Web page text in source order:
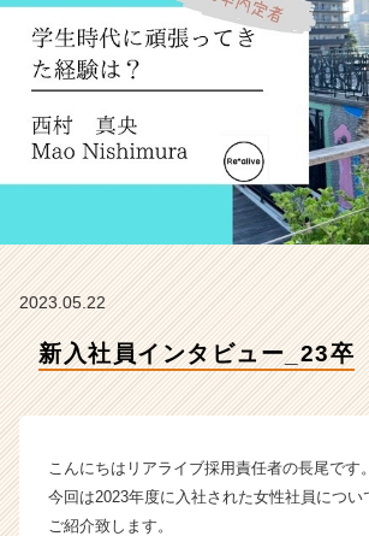
の
|
ャ
成
2023.05.22
新入社員インタビュー_23卒
こんにちはリアライブ採用責任者の長尾です。
今回は2023年度に入社された女性社員につい
ご紹介致します。